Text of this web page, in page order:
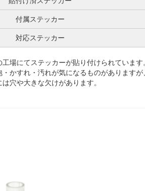
付属ステッカー
対応ステッカー
場にてステッカーが貼り付けられています
かすれ・汚れが気になるものがあります
穴や大きな欠けがあります。